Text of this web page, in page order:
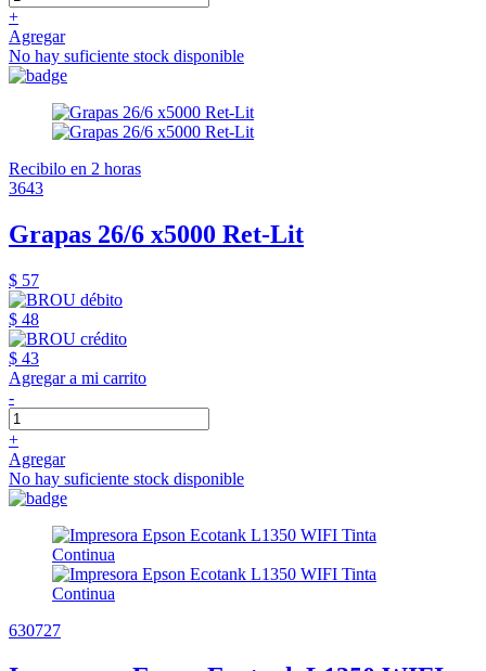
+
Agregar
No hay suficiente stock disponible
Recibilo en 2 horas
3643
Grapas 26/6 x5000 Ret-Lit
$ 57
$ 48
$ 43
Agregar a mi carrito
-
+
Agregar
No hay suficiente stock disponible
630727